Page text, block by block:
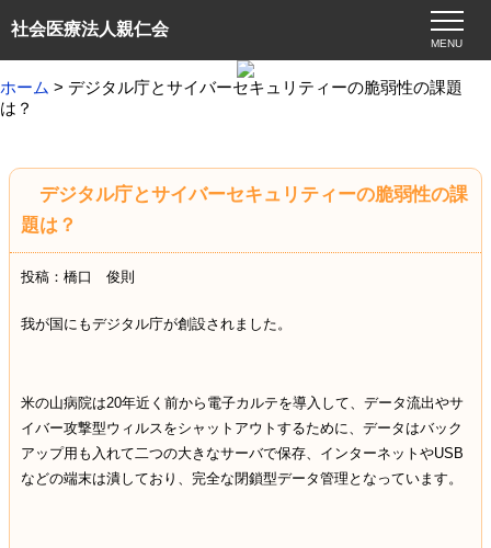
社会医療法人親仁会
MENU
ホーム > デジタル庁とサイバーセキュリティーの脆弱性の課題
は？
デジタル庁とサイバーセキュリティーの脆弱性の課
題は？
投稿：橋口 俊則
我が国にもデジタル庁が創設されました。
米の山病院は20年近く前から電子カルテを導入して、データ流出やサ
イバー攻撃型ウィルスをシャットアウトするために、データはバック
アップ用も入れて二つの大きなサーバで保存、インターネットやUSB
などの端末は潰しており、完全な閉鎖型データ管理となっています。